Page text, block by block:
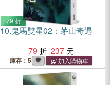
79 折
10.鬼馬雙星02：茅山奇遇
79
237
庫存：5